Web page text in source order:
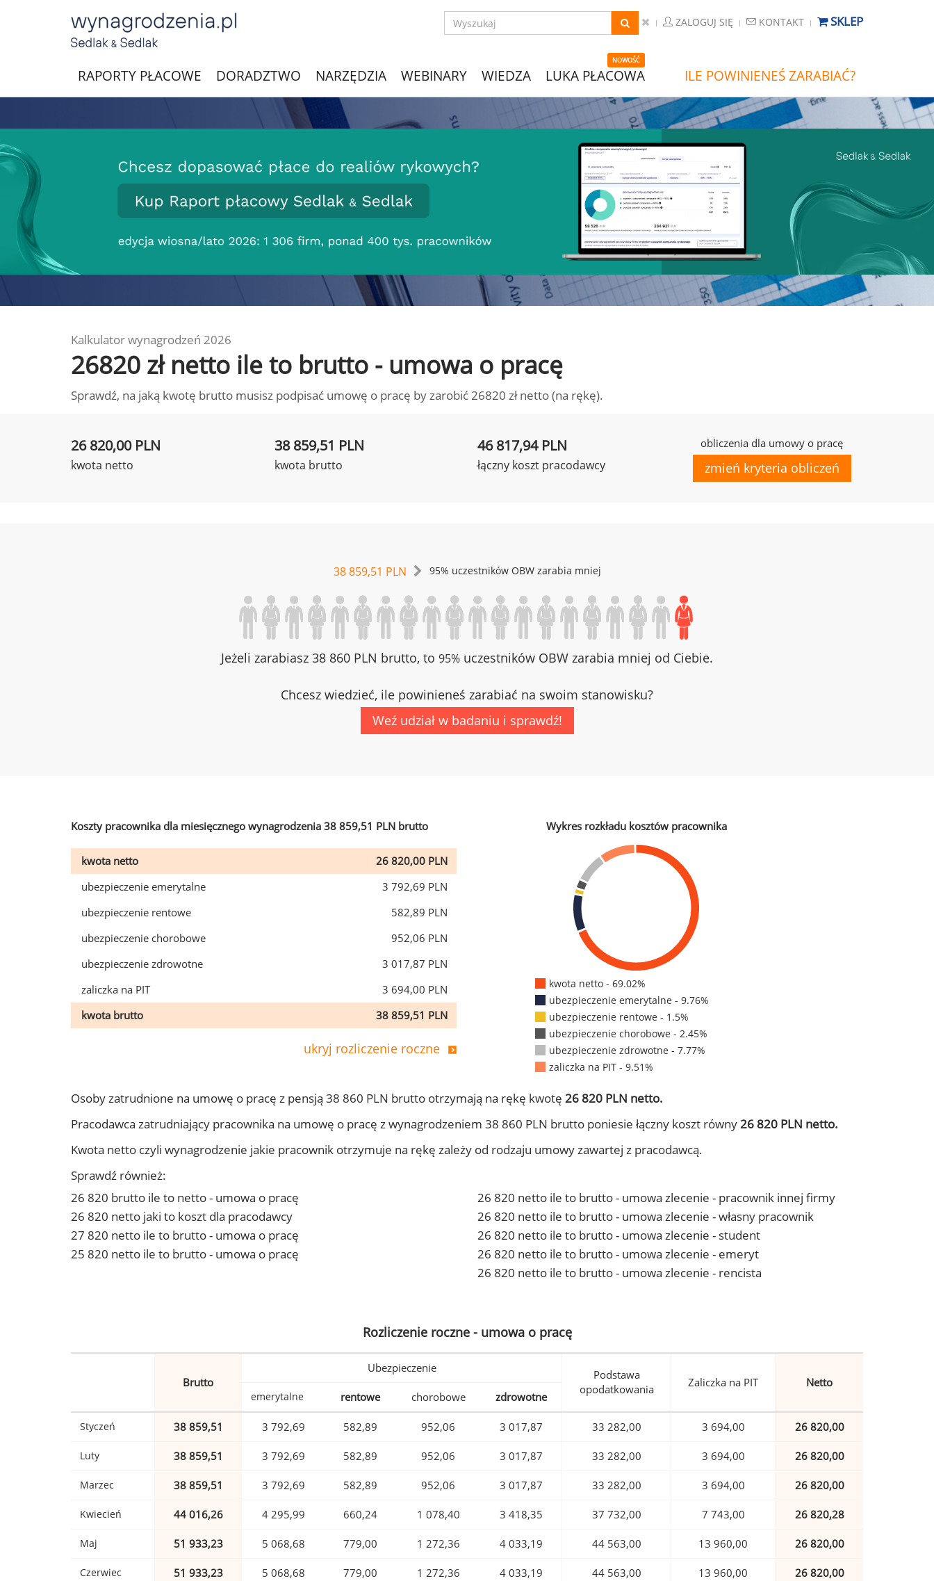
ZALOGUJ SIĘ KONTAKT SKLEP
RAPORTY PŁACOWE DORADZTWO NARZĘDZIA WEBINARY WIEDZA
NOWOŚĆ
LUKA PŁACOWA ILE POWINIENEŚ ZARABIAĆ?
Kalkulator wynagrodzeń 2026
26820 zł netto ile to brutto - umowa o pracę
Sprawdź, na jaką kwotę brutto musisz podpisać umowę o pracę by zarobić 26820 zł netto (na rękę).
26 820,00 PLN
kwota netto
38 859,51 PLN
kwota brutto
46 817,94 PLN
łączny koszt pracodawcy
obliczenia dla umowy o pracę
zmień kryteria obliczeń
38 859,51 PLN 95% uczestników OBW zarabia mniej
Jeżeli zarabiasz 38 860 PLN brutto, to 95% uczestników OBW zarabia mniej od Ciebie.
Chcesz wiedzieć, ile powinieneś zarabiać na swoim stanowisku?
Weź udział w badaniu i sprawdź!
Koszty pracownika dla miesięcznego wynagrodzenia 38 859,51 PLN brutto
kwota netto
26 820,00 PLN
ubezpieczenie emerytalne
3 792,69 PLN
ubezpieczenie rentowe
582,89 PLN
ubezpieczenie chorobowe
952,06 PLN
ubezpieczenie zdrowotne
3 017,87 PLN
zaliczka na PIT
3 694,00 PLN
kwota brutto
38 859,51 PLN
ukryj rozliczenie roczne
Wykres rozkładu kosztów pracownika
kwota netto - 69.02%
ubezpieczenie emerytalne - 9.76%
ubezpieczenie rentowe - 1.5%
ubezpieczenie chorobowe - 2.45%
ubezpieczenie zdrowotne - 7.77%
zaliczka na PIT - 9.51%
Osoby zatrudnione na umowę o pracę z pensją 38 860 PLN brutto otrzymają na rękę kwotę 26 820 PLN netto.
Pracodawca zatrudniający pracownika na umowę o pracę z wynagrodzeniem 38 860 PLN brutto poniesie łączny koszt równy26 820 PLN netto.
Kwota netto czyli wynagrodzenie jakie pracownik otrzymuje na rękę zależy od rodzaju umowy zawartej z pracodawcą.
Sprawdź również:
26 820 brutto ile to netto - umowa o pracę
26 820 netto jaki to koszt dla pracodawcy
27 820 netto ile to brutto - umowa o pracę
25 820 netto ile to brutto - umowa o pracę
26 820 netto ile to brutto - umowa zlecenie - pracownik innej firmy
26 820 netto ile to brutto - umowa zlecenie - własny pracownik
26 820 netto ile to brutto - umowa zlecenie - student
26 820 netto ile to brutto - umowa zlecenie - emeryt
26 820 netto ile to brutto - umowa zlecenie - rencista
Rozliczenie roczne - umowa o pracę
Brutto
Ubezpieczenie
Podstawa
opodatkowania
Zaliczka na PIT Netto
emerytalne rentowe chorobowe zdrowotne
Styczeń 38 859,51 3 792,69 582,89 952,06 3 017,87 33 282,00 3 694,00 26 820,00
Luty 38 859,51 3 792,69 582,89 952,06 3 017,87 33 282,00 3 694,00 26 820,00
Marzec 38 859,51 3 792,69 582,89 952,06 3 017,87 33 282,00 3 694,00 26 820,00
Kwiecień 44 016,26 4 295,99 660,24 1 078,40 3 418,35 37 732,00 7 743,00 26 820,28
Maj 51 933,23 5 068,68 779,00 1 272,36 4 033,19 44 563,00 13 960,00 26 820,00
Czerwiec 51 933,23 5 068,68 779,00 1 272,36 4 033,19 44 563,00 13 960,00 26 820,00